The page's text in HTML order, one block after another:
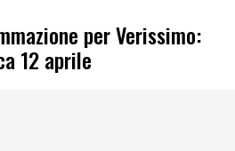
per Verissimo:
12 aprile